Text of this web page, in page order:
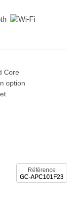
Core
option
Référence
GC-APC101F23